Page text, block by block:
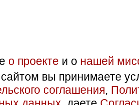
о проекте и о нашей
вы принимаете
соглашения,